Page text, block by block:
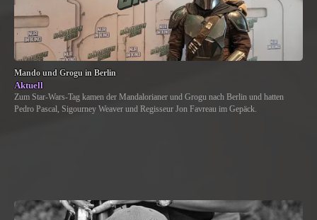
Mando und Grogu in Berlin
Aktuell
Zum Star-Wars-Tag kamen der Mandalorianer und Grogu nach Berlin und hatten
Pedro Pascal, Sigourney Weaver und Regisseur Jon Favreau im Gepäck.